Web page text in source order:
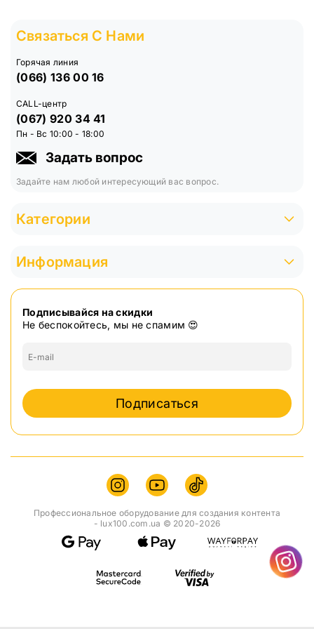
Связаться С Нами
Горячая линия
(066) 136 00 16
CALL-центр
(067) 920 34 41
Пн - Вс 10:00 - 18:00
Задать вопрос
Задайте нам любой интересующий вас вопрос.
Категории
Информация
Подписывайся на скидки
Не беспокойтесь, мы не спамим 😍
Подписаться
Профессиональное оборудование для создания контента
- lux100.com.ua © 2020-2026